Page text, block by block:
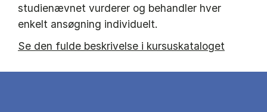
studienævnet vurderer og behandler hver
enkelt ansøgning individuelt.
Se den fulde beskrivelse i kursuskataloget